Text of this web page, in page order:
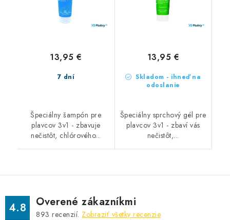
7 dní
13,95 €
Špeciálny šampón pre
plavcov 3v1 - zbavuje
nečistôt, chlórového...
Skladom - ihneď na
odoslanie
13,95 €
Špeciálny sprchový gél pre
plavcov 3v1 - zbaví vás
nečistôt,...
4.8 Overené zákazníkmi
893 recenzií. Zobraziť všetky recenzie